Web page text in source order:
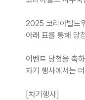
2025 코리아빌드
아래 표를 통해 당
이벤트 당첨을 축
차기 행사에서는
[차기행사]